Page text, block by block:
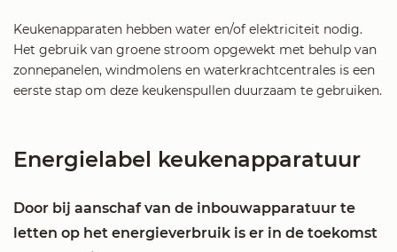
Keukenapparaten hebben water en/of elektriciteit nodig.
Het gebruik van groene stroom opgewekt met behulp van
zonnepanelen, windmolens en waterkrachtcentrales is een
eerste stap om deze keukenspullen duurzaam te gebruiken.
Energielabel keukenapparatuur
Door bij aanschaf van de inbouwapparatuur te
letten op het energieverbruik is er in de toekomst